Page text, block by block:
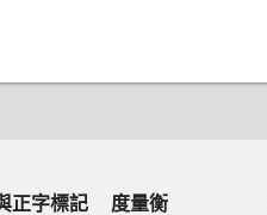
正字標記 度量衡